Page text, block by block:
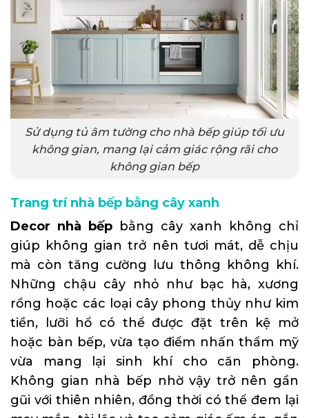
Sử dụng tủ âm tường cho nhà bếp giúp tối ưu
không gian, mang lại cảm giác rộng rãi cho
không gian bếp
Trang trí nhà bếp bằng cây xanh
Decor nhà bếp bằng cây xanh không chỉ
giúp không gian trở nên tươi mát, dễ chịu
mà còn tăng cường lưu thông không khí.
Những chậu cây nhỏ như bạc hà, xương
rồng hoặc các loại cây phong thủy như kim
tiền, lưỡi hổ có thể được đặt trên kệ mở
hoặc bàn bếp, vừa tạo điểm nhấn thẩm mỹ
vừa mang lại sinh khí cho căn phòng.
Không gian nhà bếp nhờ vậy trở nên gần
gũi với thiên nhiên, đồng thời có thể đem lại